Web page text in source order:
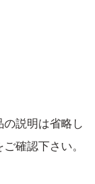
説明は省略し
確認下さい。